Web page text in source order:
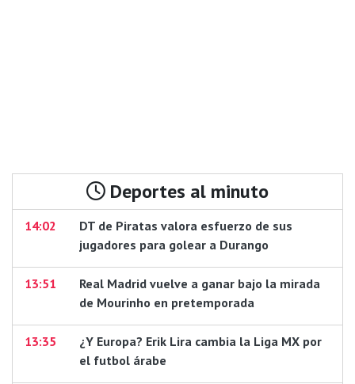
Deportes al minuto
14:02
DT de Piratas valora esfuerzo de sus
jugadores para golear a Durango
13:51
Real Madrid vuelve a ganar bajo la mirada
de Mourinho en pretemporada
13:35
¿Y Europa? Erik Lira cambia la Liga MX por
el futbol árabe